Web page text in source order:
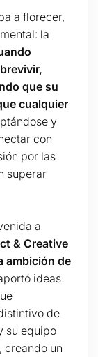
a florecer,
la
que su
cualquier
y
con
por las
superar
a
& Creative
ambición de
ideas
de
su equipo
creando un